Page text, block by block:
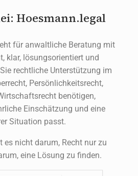
Hoesmann.legal
für anwaltliche Beratung mit
klar, lösungsorientiert und
rechtliche Unterstützung im
Persönlichkeitsrecht,
benötigen,
Einschätzung und eine
Situation passt.
es nicht darum, Recht nur zu
eine Lösung zu finden.